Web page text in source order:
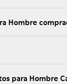
Hombre
para Hombre